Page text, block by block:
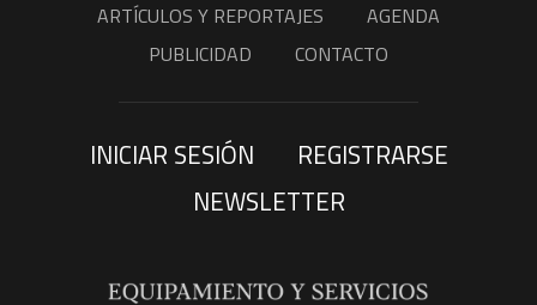
ARTÍCULOS Y REPORTAJES
AGENDA
PUBLICIDAD
CONTACTO
INICIAR SESIÓN
REGISTRARSE
NEWSLETTER